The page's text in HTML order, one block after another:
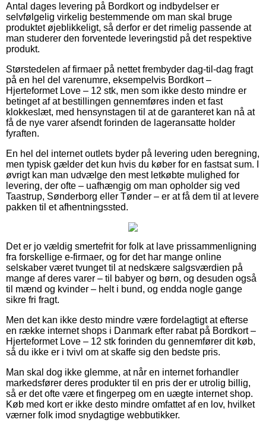
Antal dages levering på Bordkort og indbydelser er
selvfølgelig virkelig bestemmende om man skal bruge
produktet øjeblikkeligt, så derfor er det rimelig passende at
man studerer den forventede leveringstid på det respektive
produkt.
Størstedelen af firmaer på nettet frembyder dag-til-dag fragt
på en hel del varenumre, eksempelvis Bordkort –
Hjerteformet Love – 12 stk, men som ikke desto mindre er
betinget af at bestillingen gennemføres inden et fast
klokkeslæt, med hensynstagen til at de garanteret kan nå at
få de nye varer afsendt forinden de lageransatte holder
fyraften.
En hel del internet outlets byder på levering uden beregning,
men typisk gælder det kun hvis du køber for en fastsat sum. I
øvrigt kan man udvælge den mest letkøbte mulighed for
levering, der ofte – uafhængig om man opholder sig ved
Taastrup, Sønderborg eller Tønder – er at få dem til at levere
pakken til et afhentningssted.
Det er jo vældig smertefrit for folk at lave prissammenligning
fra forskellige e-firmaer, og for det har mange online
selskaber været tvunget til at nedskære salgsværdien på
mange af deres varer – til babyer og børn, og desuden også
til mænd og kvinder – helt i bund, og endda nogle gange
sikre fri fragt.
Men det kan ikke desto mindre være fordelagtigt at efterse
en række internet shops i Danmark efter rabat på Bordkort –
Hjerteformet Love – 12 stk forinden du gennemfører dit køb,
så du ikke er i tvivl om at skaffe sig den bedste pris.
Man skal dog ikke glemme, at når en internet forhandler
markedsfører deres produkter til en pris der er utrolig billig,
så er det ofte være et fingerpeg om en uægte internet shop.
Køb med kort er ikke desto mindre omfattet af en lov, hvilket
værner folk imod snydagtige webbutikker.